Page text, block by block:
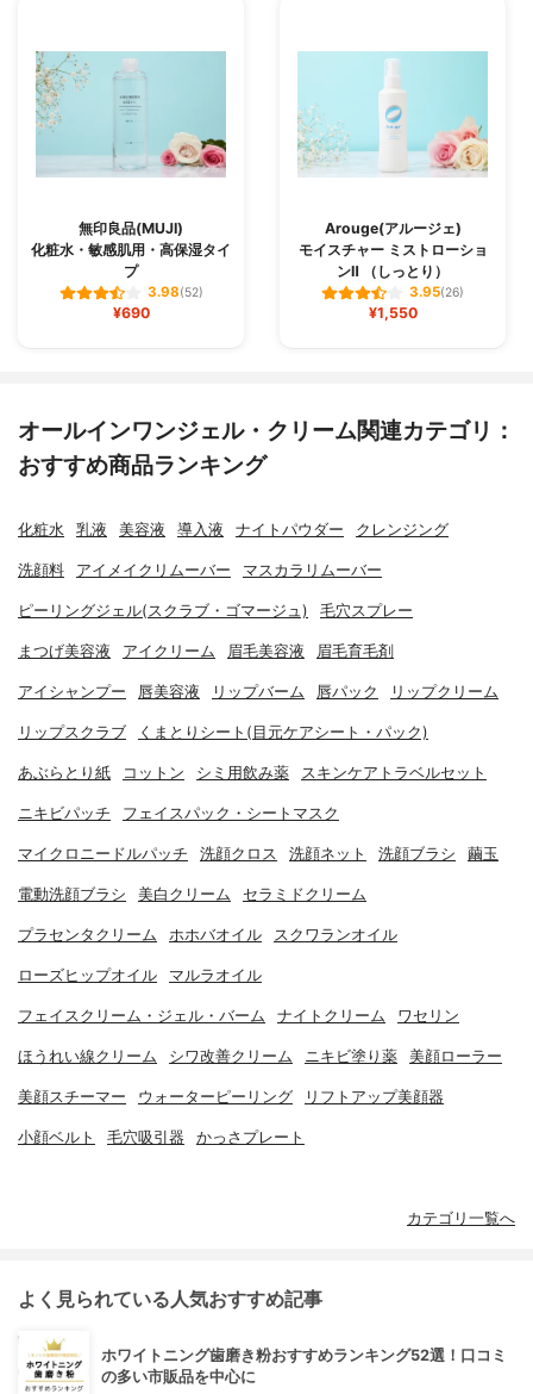
無印良品(MUJI)
化粧水・敏感肌用・高保湿タイ
プ
3.98(52)
¥690
Arouge(アルージェ)
モイスチャー ミストローショ
ンⅡ （しっとり）
3.95(26)
¥1,550
オールインワンジェル・クリーム関連カテゴリ：
おすすめ商品ランキング
化粧水 乳液 美容液 導入液 ナイトパウダー クレンジング
洗顔料 アイメイクリムーバー マスカラリムーバー
ピーリングジェル(スクラブ・ゴマージュ) 毛穴スプレー
まつげ美容液 アイクリーム 眉毛美容液 眉毛育毛剤
アイシャンプー 唇美容液 リップバーム 唇パック リップクリーム
リップスクラブ くまとりシート(目元ケアシート・パック)
あぶらとり紙 コットン シミ用飲み薬 スキンケアトラベルセット
ニキビパッチ フェイスパック・シートマスク
マイクロニードルパッチ 洗顔クロス 洗顔ネット 洗顔ブラシ 繭玉
電動洗顔ブラシ 美白クリーム セラミドクリーム
プラセンタクリーム ホホバオイル スクワランオイル
ローズヒップオイル マルラオイル
フェイスクリーム・ジェル・バーム ナイトクリーム ワセリン
ほうれい線クリーム シワ改善クリーム ニキビ塗り薬 美顔ローラー
美顔スチーマー ウォーターピーリング リフトアップ美顔器
小顔ベルト 毛穴吸引器 かっさプレート
カテゴリ一覧へ
よく見られている人気おすすめ記事
ホワイトニング歯磨き粉おすすめランキング52選！口コミ
の多い市販品を中心に